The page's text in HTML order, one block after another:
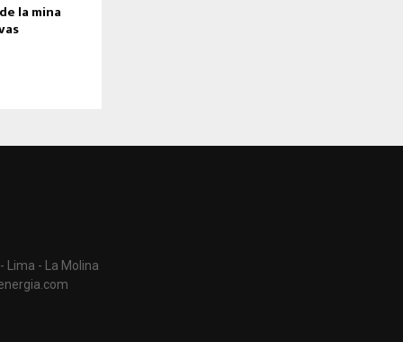
la mina
Lima - La Molina